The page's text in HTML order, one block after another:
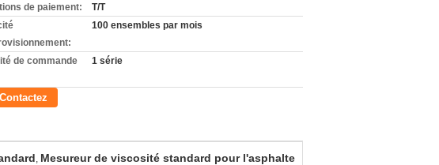
de paiement:
T/T
100 ensembles par mois
de commande
1 série
Contactez
, Mesureur de viscosité standard pour l'asphalte